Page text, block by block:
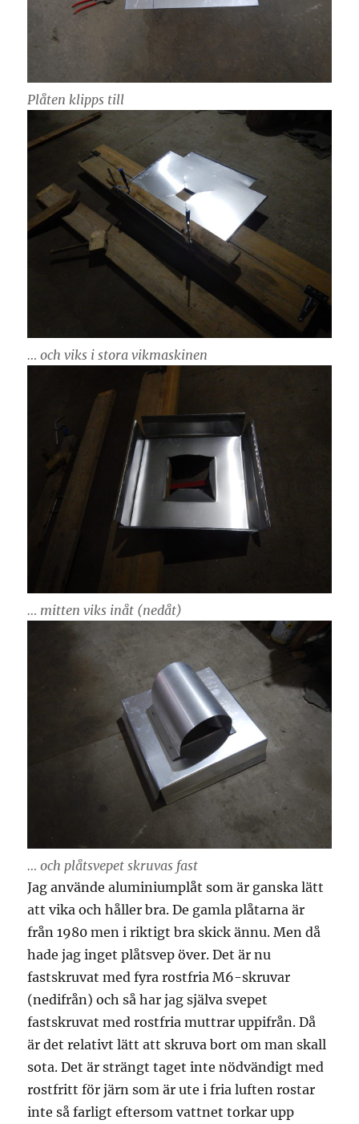
Plåten klipps till
… och viks i stora vikmaskinen
… mitten viks inåt (nedåt)
… och plåtsvepet skruvas fast
Jag använde aluminiumplåt som är ganska lätt
att vika och håller bra. De gamla plåtarna är
från 1980 men i riktigt bra skick ännu. Men då
hade jag inget plåtsvep över. Det är nu
fastskruvat med fyra rostfria M6-skruvar
(nedifrån) och så har jag själva svepet
fastskruvat med rostfria muttrar uppifrån. Då
är det relativt lätt att skruva bort om man skall
sota. Det är strängt taget inte nödvändigt med
rostfritt för järn som är ute i fria luften rostar
inte så farligt eftersom vattnet torkar upp